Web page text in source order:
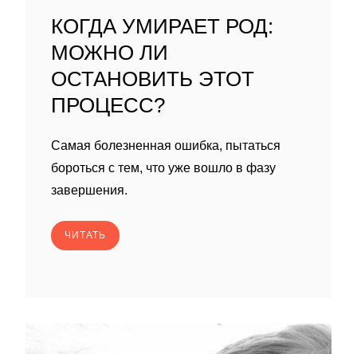
КОГДА УМИРАЕТ РОД:
МОЖНО ЛИ
ОСТАНОВИТЬ ЭТОТ
ПРОЦЕСС?
Самая болезненная ошибка, пытаться
бороться с тем, что уже вошло в фазу
завершения.
ЧИТАТЬ